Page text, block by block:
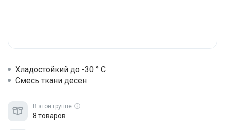
Хладостойкий до -30 ° C
Смесь ткани десен
В этой группе
8 товаров